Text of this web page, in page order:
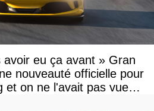
eu ça avant » Gran
nouveauté officielle pour
et on ne l'avait pas vue